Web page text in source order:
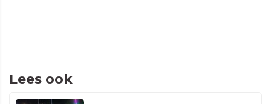
Lees ook